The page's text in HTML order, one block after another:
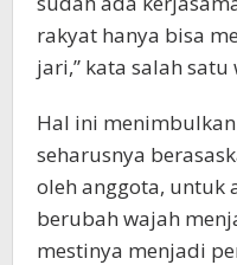
rakyat hanya bisa
jari,” kata salah satu
Hal ini
seharusnya
oleh anggota, untuk
berubah wajah
mestinya menjadi